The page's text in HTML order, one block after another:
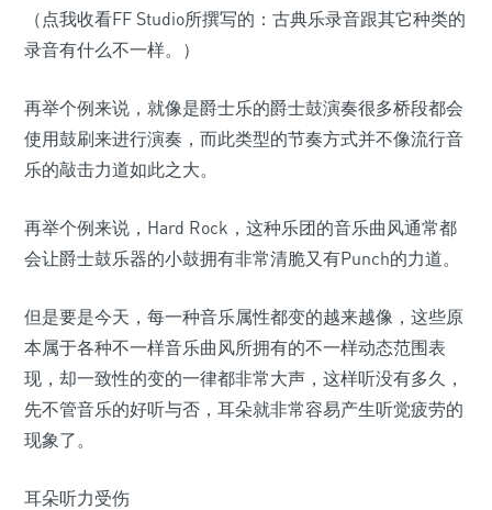
（点我收看FF Studio所撰写的：古典乐录音跟其它种类的
录音有什么不一样。）
再举个例来说，就像是爵士乐的爵士鼓演奏很多桥段都会
使用鼓刷来进行演奏，而此类型的节奏方式并不像流行音
乐的敲击力道如此之大。
再举个例来说，Hard Rock，这种乐团的音乐曲风通常都
会让爵士鼓乐器的小鼓拥有非常清脆又有Punch的力道。
但是要是今天，每一种音乐属性都变的越来越像，这些原
本属于各种不一样音乐曲风所拥有的不一样动态范围表
现，却一致性的变的一律都非常大声，这样听没有多久，
先不管音乐的好听与否，耳朵就非常容易产生听觉疲劳的
现象了。
耳朵听力受伤